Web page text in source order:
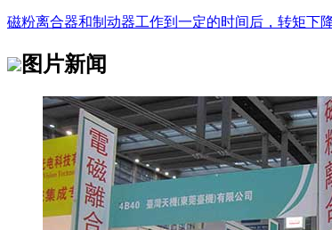
磁粉离合器和制动器工作到一定的时间后，转矩下
图片新闻